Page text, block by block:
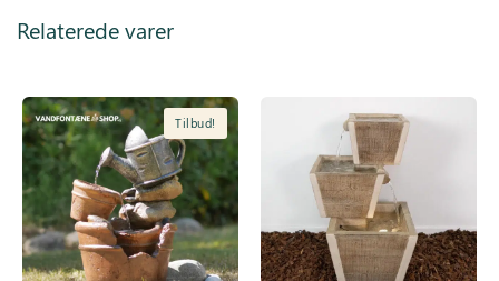
Relaterede varer
Tilbud!